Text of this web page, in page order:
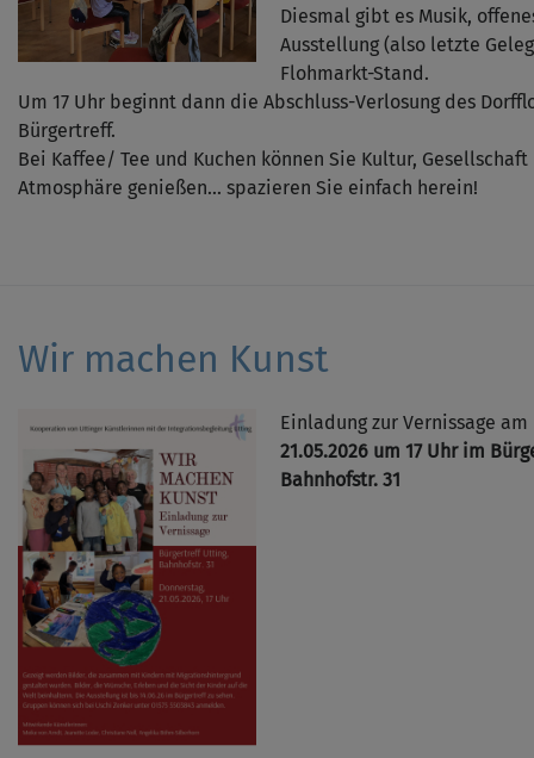
Diesmal gibt es Musik,
Ausstellung (also letzte
Flohmarkt-Stand.
Um 17 Uhr beginnt dann die Abschluss-Verlosung des
Bürgertreff.
Bei Kaffee/ Tee und Kuchen können Sie Kultur,
Atmosphäre genießen... spazieren Sie einfach herein!
Wir machen Kunst
Einladung zur Vernissage am
21.05.2026 um 17 Uhr im
Bahnhofstr. 31